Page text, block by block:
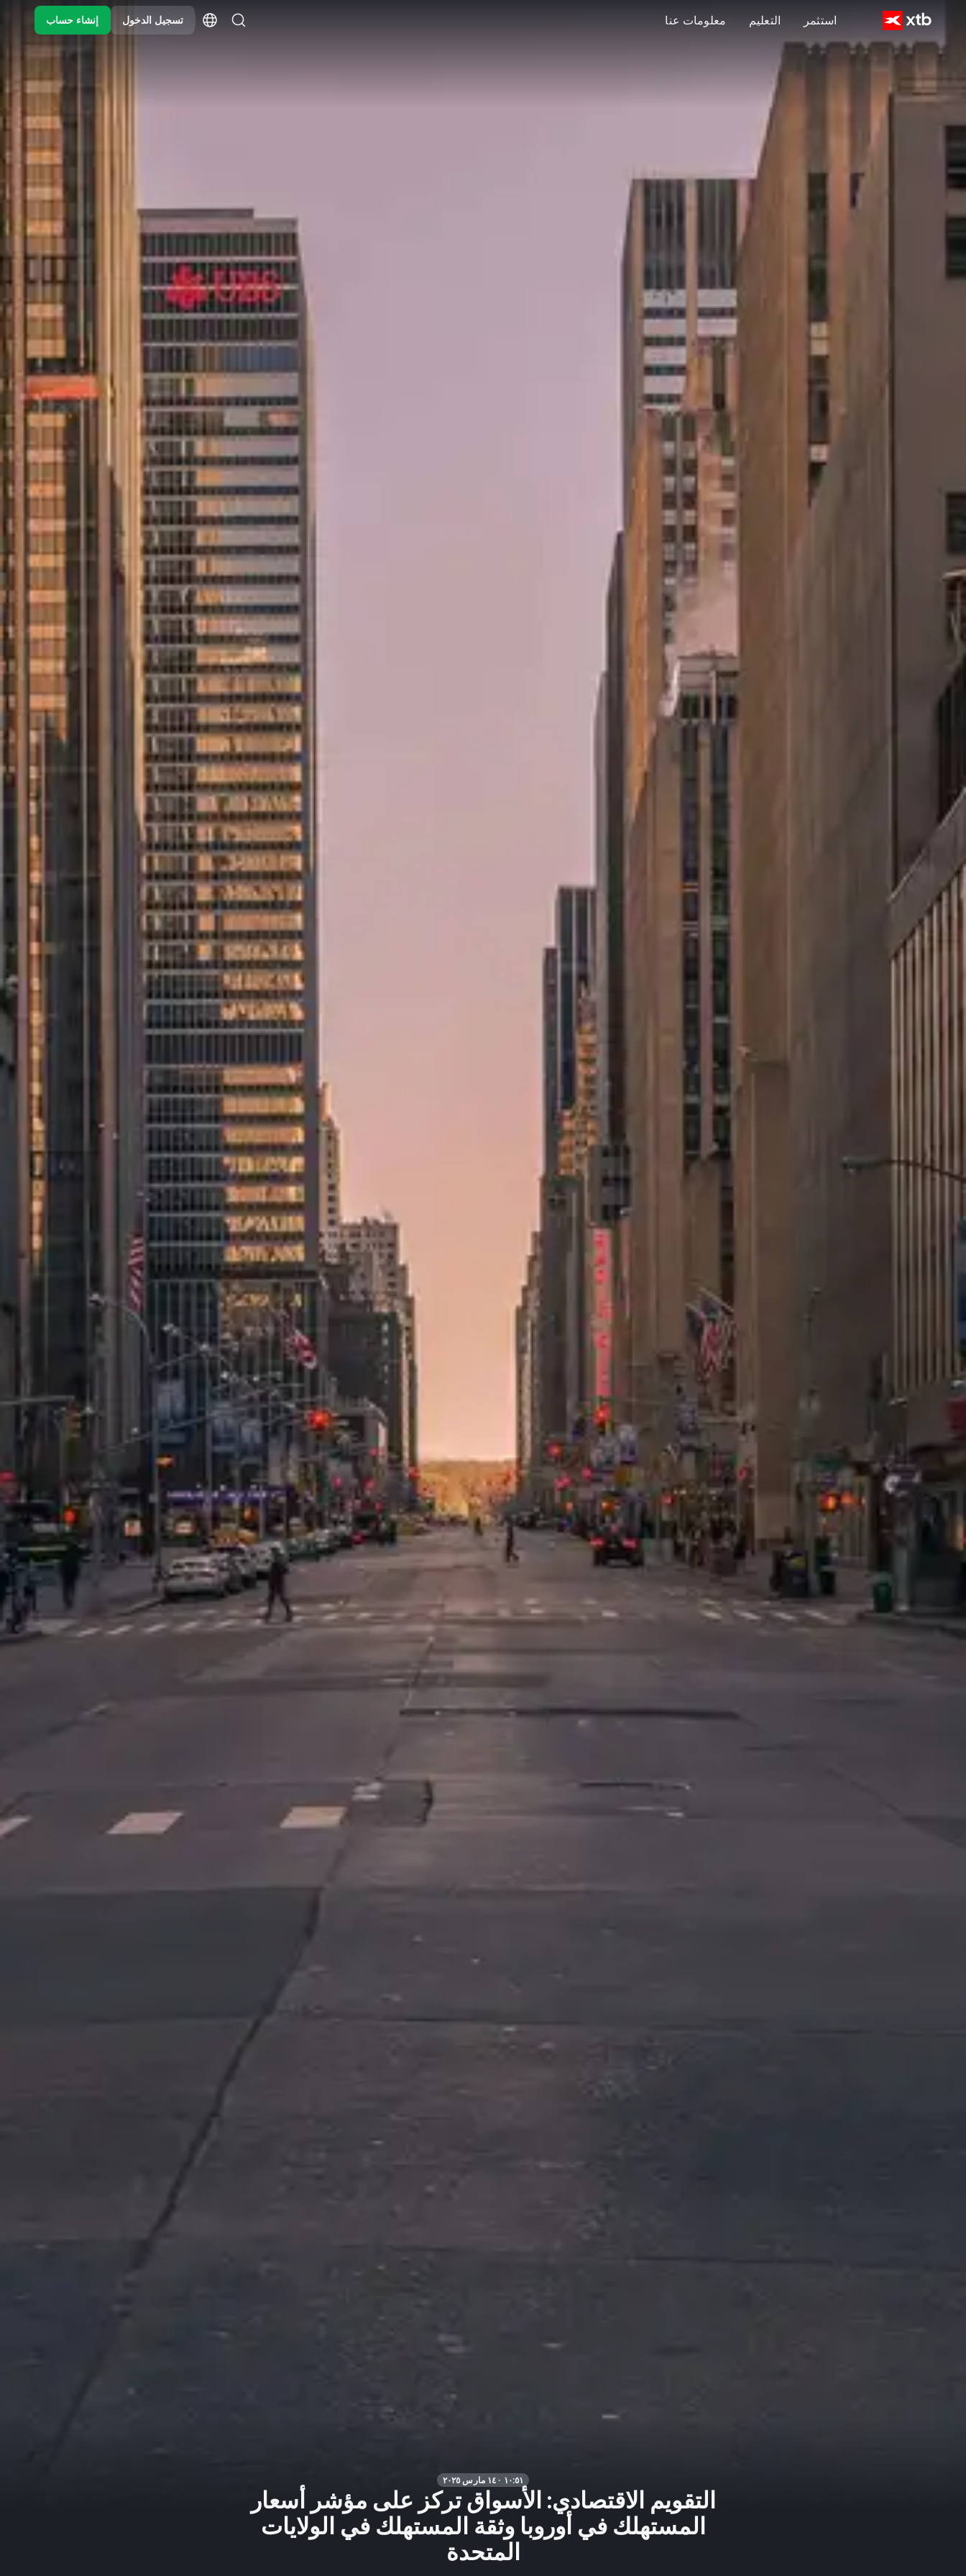
استثمر التعليم معلومات عنا تسجيل الدخول إنشاء حساب
١٠:٥١ · ١٤ مارس ٢٠٢٥
التقويم الاقتصادي: الأسواق تركز على مؤشر أسعار
المستهلك في أوروبا وثقة المستهلك في الولايات
المتحدة